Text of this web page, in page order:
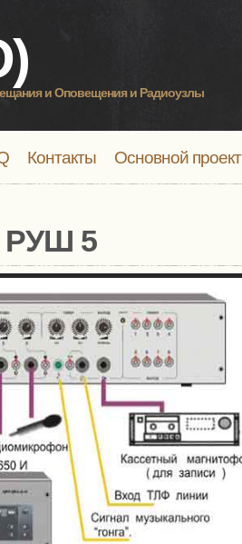
и Оповещения и Радиоузлы
Контакты Основной проект
РУШ 5